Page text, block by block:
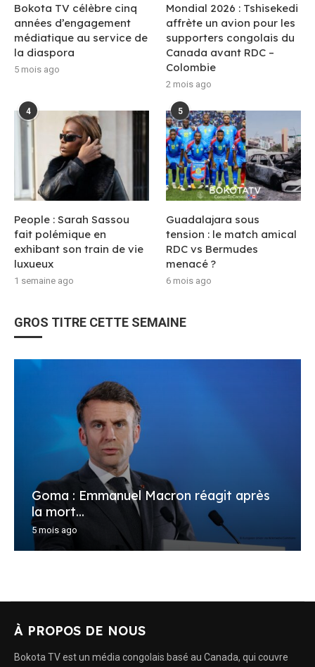
Bokota TV célèbre cinq
années d’engagement
médiatique au service de
la diaspora
5 mois ago
Mondial 2026 : Tshisekedi
affrète un avion pour les
supporters congolais du
Canada avant RDC –
Colombie
2 mois ago
4
People : Sarah Sassou
fait polémique en
exhibant son train de vie
luxueux
1 semaine ago
5
Guadalajara sous
tension : le match amical
RDC vs Bermudes
menacé ?
6 mois ago
GROS TITRE CETTE SEMAINE
Goma : Emmanuel Macron réagit après
la mort...
5 mois ago
À PROPOS DE NOUS
Bokota TV est un média congolais basé au Canada, qui couvre